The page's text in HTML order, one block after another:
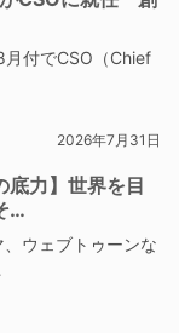
付でCSO（Chief
2026年7月31日
底力】世界を目
…
ウェブトゥーンな